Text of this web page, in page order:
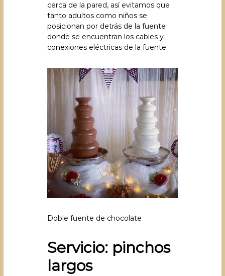
cerca de la pared, así evitamos que
tanto adultos como niños se
posicionan por detrás de la fuente
donde se encuentran los cables y
conexiones eléctricas de la fuente.
Doble fuente de chocolate
Servicio: pinchos
largos